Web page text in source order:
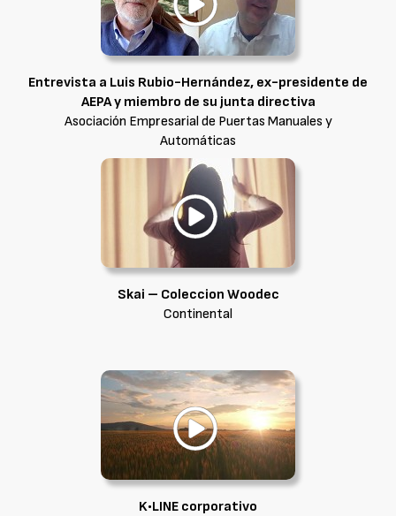
Entrevista a Luis Rubio-Hernández, ex-presidente de
AEPA y miembro de su junta directiva
Asociación Empresarial de Puertas Manuales y
Automáticas
Skai – Coleccion Woodec
Continental
K•LINE corporativo